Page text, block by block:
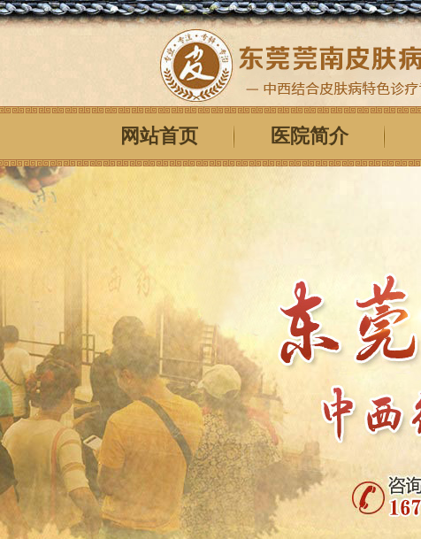
网站首页 医院简介